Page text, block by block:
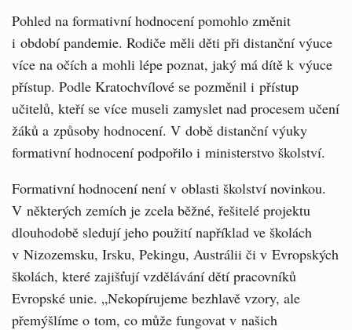
Pohled na formativní hodnocení pomohlo změnit
i období pandemie. Rodiče měli děti při distanční výuce
více na očích a mohli lépe poznat, jaký má dítě k výuce
přístup. Podle Kratochvílové se pozměnil i přístup
učitelů, kteří se více museli zamyslet nad procesem učení
žáků a způsoby hodnocení. V době distanční výuky
formativní hodnocení podpořilo i ministerstvo školství.
Formativní hodnocení není v oblasti školství novinkou.
V některých zemích je zcela běžné, řešitelé projektu
dlouhodobě sledují jeho použití například ve školách
v Nizozemsku, Irsku, Pekingu, Austrálii či v Evropských
školách, které zajišťují vzdělávání dětí pracovníků
Evropské unie. „Nekopírujeme bezhlavě vzory, ale
přemýšlíme o tom, co může fungovat v našich